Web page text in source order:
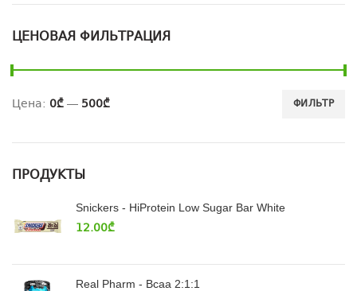
ЦЕНОВАЯ ФИЛЬТРАЦИЯ
ФИЛЬТР
Цена: 0₾— 500₾
ПРОДУКТЫ
Snickers - HiProtein Low Sugar Bar White
12.00₾
Real Pharm - Bcaa 2:1:1